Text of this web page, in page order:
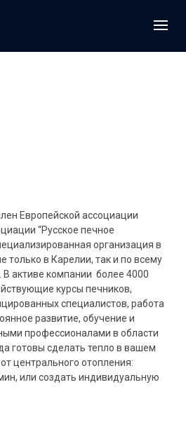
Европейской ассоциации
“Русское печное
организация в
только в Карелии, так и по всему
активе компании более 4000
курсы печников,
специалистов, работа
развитие, обучение и
профессионалами в области
готовы сделать тепло в вашем
центрального отопления:
или создать индивидуальную